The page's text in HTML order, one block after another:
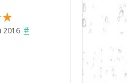
2016 #